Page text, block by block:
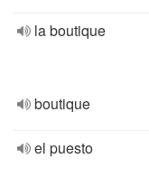
la boutique
boutique
el puesto